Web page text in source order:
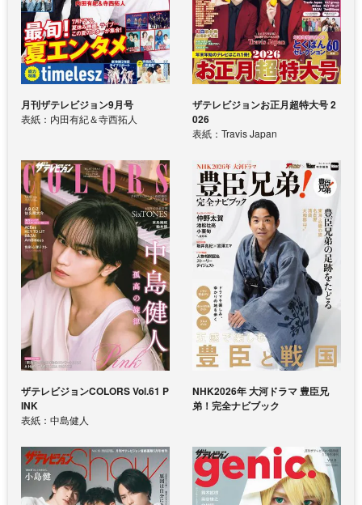
月刊ザテレビジョン9月号
表紙：内田有紀＆寺西拓人
ザテレビジョンお正月超特大号 2
026
表紙：Travis Japan
ザテレビジョンCOLORS Vol.61 P
INK
表紙：中島健人
NHK2026年 大河ドラマ 豊臣兄
弟！完全ナビブック